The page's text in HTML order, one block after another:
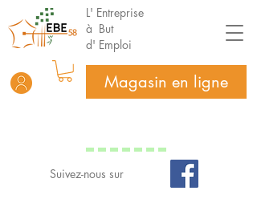
L' Entreprise
à But
d' Emploi
Suivez-nous sur
Magasin en ligne